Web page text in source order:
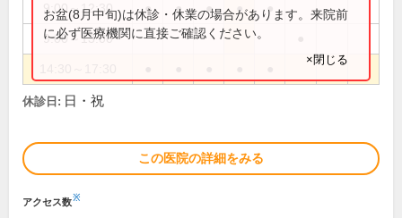
9:00～12:30 ● ● ● ● ●
9:00～13:00
お盆(8月中旬)は休診・休業の場合があります。来院前
に必ず医療機関に直接ご確認ください。
×閉じる
休診日: 日・祝
この医院の詳細をみる
アクセス数※